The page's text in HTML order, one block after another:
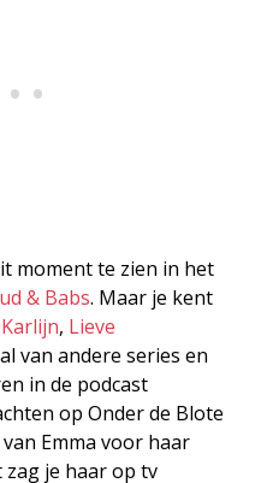
moment te zien in het
& Babs. Maar je kent
, Lieve
van andere series en
in de podcast
op Onder de Blote
Emma voor haar
zag je haar op tv